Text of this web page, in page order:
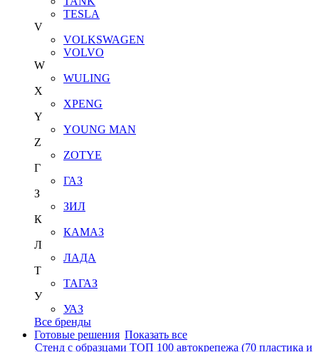
TESLA
V
VOLKSWAGEN
VOLVO
W
WULING
X
XPENG
Y
YOUNG MAN
Z
ZOTYE
Г
ГАЗ
З
ЗИЛ
К
КАМАЗ
Л
ЛАДА
Т
ТАГАЗ
У
УАЗ
Все бренды
Готовые решения Показать все
Стенд с образцами ТОП 100 автокрепежа (70 пластика и